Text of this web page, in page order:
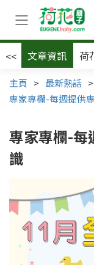
<< 文章資訊 荷
主頁 > 最新熱話 >
專家專欄-每週提供
專家專欄-每
識